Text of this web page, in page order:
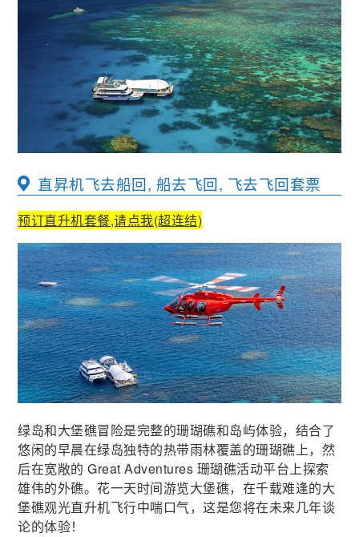
直昇机飞去船回, 船去飞回, 飞去飞回套票
预订直升机套餐,请点我(超连结)
绿岛和大堡礁冒险是完整的珊瑚礁和岛屿体验，结合了
悠闲的早晨在绿岛独特的热带雨林覆盖的珊瑚礁上，然
后在宽敞的 Great Adventures 珊瑚礁活动平台上探索
雄伟的外礁。花一天时间游览大堡礁，在千载难逢的大
堡礁观光直升机飞行中喘口气，这是您将在未来几年谈
论的体验！